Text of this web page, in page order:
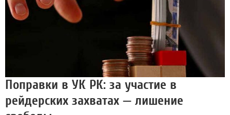
Поправки в УК РК: за участие в
рейдерских захватах — лишение